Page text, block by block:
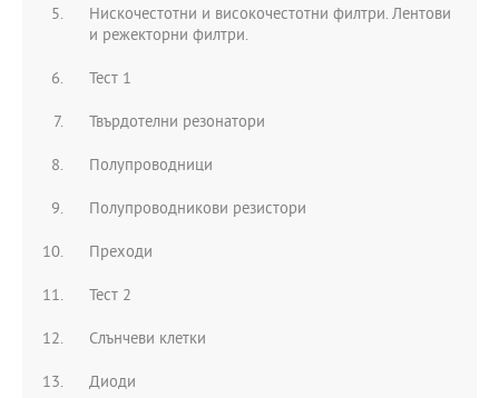
Нискочестотни и високочестотни филтри. Лентови
и режекторни филтри.
Тест 1
Твърдотелни резонатори
Полупроводници
Полупроводникови резистори
Преходи
Тест 2
Слънчеви клетки
Диоди